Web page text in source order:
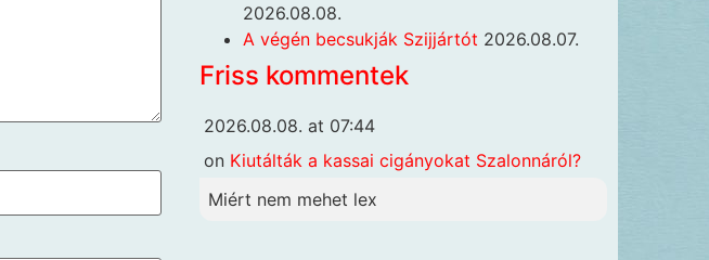
2026.08.08.
A végén becsukják Szijjártót 2026.08.07.
Friss kommentek
2026.08.08. at 07:44
on Kiutálták a kassai cigányokat Szalonnáról?
Miért nem mehet lex